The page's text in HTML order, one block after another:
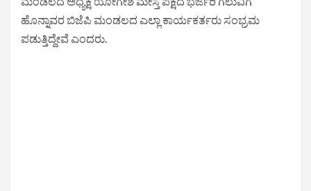
ಹೊನ್ನಾವರ ಬಿಜೆಪಿ ಮಂಡಲದ ಎಲ್ಲಾ ಕಾರ್ಯಕರ್ತರು ಸಂಭ್ರಮ
ಪಡುತ್ತಿದ್ದೇವೆ ಎಂದರು.